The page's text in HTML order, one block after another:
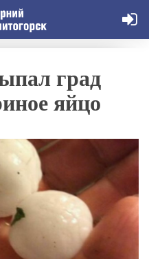
град
яйцо